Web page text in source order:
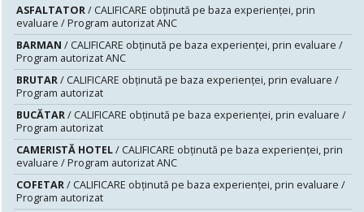
ASFALTATOR/ CALIFICARE obținută pe baza experienței, prin
evaluare / Program autorizat ANC
BARMAN / CALIFICARE obținută pe baza experienței, prin evaluare /
Program autorizat ANC
BRUTAR/ CALIFICARE obținută pe baza experienței, prin evaluare /
Program autorizat
BUCĂTAR/ CALIFICARE obținută pe baza experienței, prin evaluare /
Program autorizat
CAMERISTĂ HOTEL/ CALIFICARE obținută pe baza experienței, prin
evaluare / Program autorizat ANC
COFETAR/ CALIFICARE obținută pe baza experienței, prin evaluare /
Program autorizat